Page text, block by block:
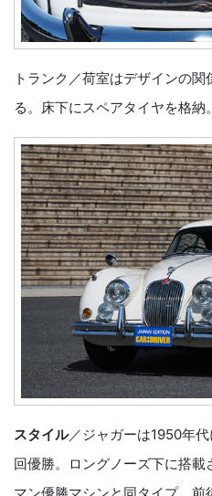
トランク／荷室はデザインの
る。床下にスペアタイヤを格納。
スタイル／ジャガーは1950年
回優勝。ロングノーズ下に搭載